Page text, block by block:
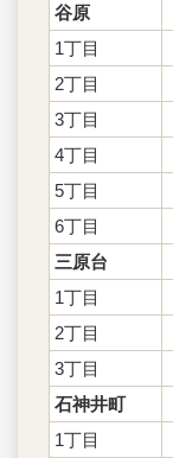
谷原
1丁目
2丁目
3丁目
4丁目
5丁目
6丁目
三原台
1丁目
2丁目
3丁目
石神井町
1丁目